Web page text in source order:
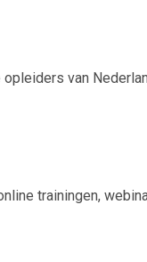
van
trainingen,